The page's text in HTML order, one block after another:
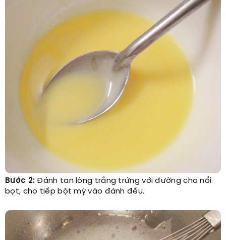
Bước 2: Đánh tan lòng trắng trứng với đường cho nổi
bọt, cho tiếp bột mỳ vào đánh đều.